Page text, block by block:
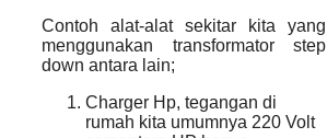
Contoh alat-alat sekitar kita yang
menggunakan transformator step
down antara lain;
Charger Hp, tegangan di
rumah kita umumnya 220 Volt